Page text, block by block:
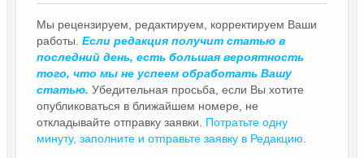
Мы рецензируем, редактируем, корректируем Ваши
работы. Если редакция получит статью в
последний день, есть большая вероятность
того, что мы не успеем обработать Вашу
статью. Убедительная просьба, если Вы хотите
опубликоваться в ближайшем номере, не
откладывайте отправку заявки. Потратьте одну
минуту, заполните и отправьте заявку в Редакцию.